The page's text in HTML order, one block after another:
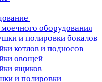
оборудования
и полировки бокалов
котлов и подносов
овощей
ящиков
и полировки